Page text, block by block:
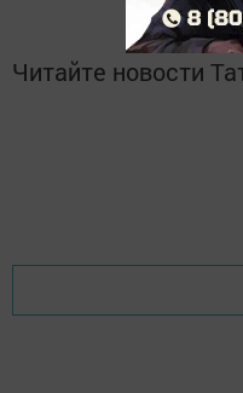
Читайте новости